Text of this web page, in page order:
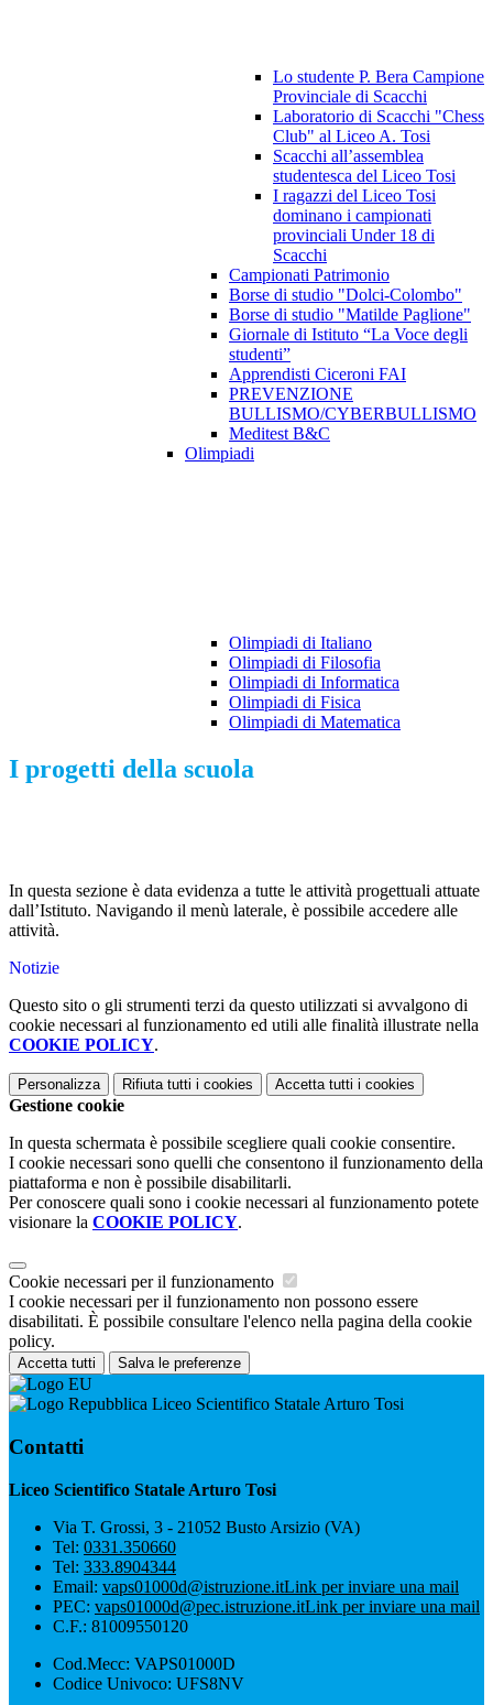
Lo studente P. Bera Campione
Provinciale di Scacchi
Laboratorio di Scacchi "Chess
Club" al Liceo A. Tosi
Scacchi all’assemblea
studentesca del Liceo Tosi
I ragazzi del Liceo Tosi
dominano i campionati
provinciali Under 18 di
Scacchi
Campionati Patrimonio
Borse di studio "Dolci-Colombo"
Borse di studio "Matilde Paglione"
Giornale di Istituto “La Voce degli
studenti”
Apprendisti Ciceroni FAI
PREVENZIONE
BULLISMO/CYBERBULLISMO
Meditest B&C
Olimpiadi
Olimpiadi di Italiano
Olimpiadi di Filosofia
Olimpiadi di Informatica
Olimpiadi di Fisica
Olimpiadi di Matematica
I progetti della scuola
In questa sezione è data evidenza a tutte le attività progettuali attuate
dall’Istituto. Navigando il menù laterale, è possibile accedere alle
attività.
Notizie
Questo sito o gli strumenti terzi da questo utilizzati si avvalgono di
cookie necessari al funzionamento ed utili alle finalità illustrate nella
COOKIE POLICY.
Personalizza Rifiuta tutti i cookies Accetta tutti i cookies
Gestione cookie
In questa schermata è possibile scegliere quali cookie consentire.
I cookie necessari sono quelli che consentono il funzionamento della
piattaforma e non è possibile disabilitarli.
Per conoscere quali sono i cookie necessari al funzionamento potete
visionare la COOKIE POLICY.
Cookie necessari per il funzionamento
I cookie necessari per il funzionamento non possono essere
disabilitati. È possibile consultare l'elenco nella pagina della cookie
policy.
Accetta tutti Salva le preferenze
Liceo Scientifico Statale Arturo Tosi
Contatti
Liceo Scientifico Statale Arturo Tosi
Via T. Grossi, 3 - 21052 Busto Arsizio (VA)
Tel: 0331.350660
Tel: 333.8904344
Email: vaps01000d@istruzione.itLink per inviare una mail
PEC: vaps01000d@pec.istruzione.itLink per inviare una mail
C.F.: 81009550120
Cod.Mecc: VAPS01000D
Codice Univoco: UFS8NV